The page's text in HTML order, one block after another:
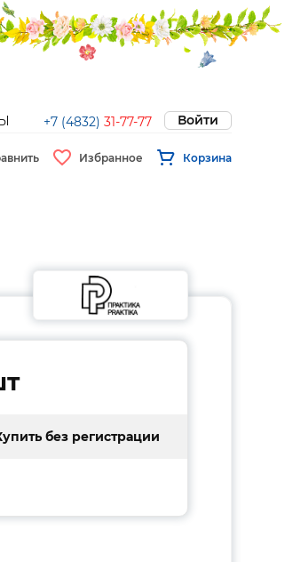
+7 (4832) 31-77-77 Войти
Избранное Корзина
без регистрации